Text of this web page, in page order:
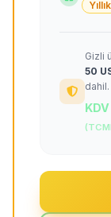
Yıllık
Gizli
50
dahil.